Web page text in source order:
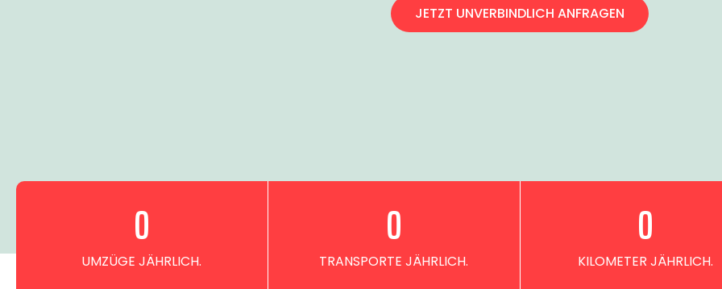
JETZT UNVERBINDLICH ANFRAGEN
UMZÜGE JÄHRLICH.
0
TRANSPORTE JÄHRLICH.
0
KILOMETER JÄHRLICH.
0